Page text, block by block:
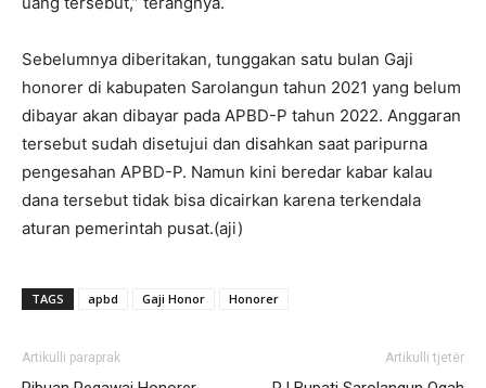
Sebelumnya diberitakan, tunggakan satu bulan Gaji
honorer di kabupaten Sarolangun tahun 2021 yang belum
dibayar akan dibayar pada APBD-P tahun 2022. Anggaran
tersebut sudah disetujui dan disahkan saat paripurna
pengesahan APBD-P. Namun kini beredar kabar kalau
dana tersebut tidak bisa dicairkan karena terkendala
aturan pemerintah pusat.(aji)
TAGS apbd Gaji Honor Honorer
Artikulli paraprak Artikulli tjetër